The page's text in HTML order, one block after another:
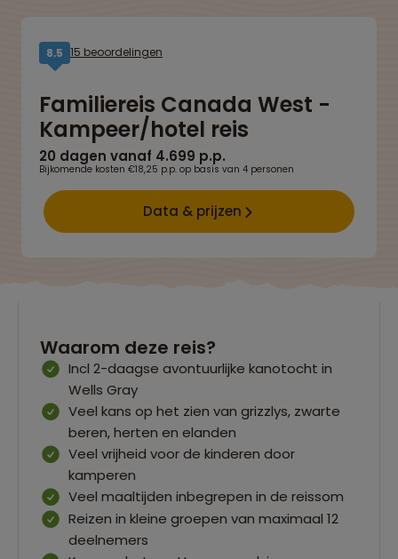
8,5 15 beoordelingen
Familiereis Canada West -
Kampeer/hotel reis
20 dagen vanaf 4.699 p.p.
Bijkomende kosten €18,25 p.p. op basis van 4 personen
Data & prijzen
Waarom deze reis?
Incl 2-daagse avontuurlijke kanotocht in
Wells Gray
Veel kans op het zien van grizzlys, zwarte
beren, herten en elanden
Veel vrijheid voor de kinderen door
kamperen
Veel maaltijden inbegrepen in de reissom
Reizen in kleine groepen van maximaal 12
deelnemers